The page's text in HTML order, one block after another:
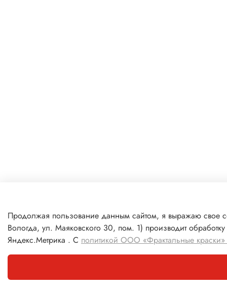
Продолжая пользование данным сайтом, я выражаю свое
Вологда, ул. Маяковского 30, пом. 1) производит
Яндекс.Метрика . С политикой ООО «Фрактальные